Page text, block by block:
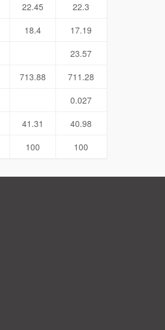
22.45
22.3
18.4
17.19
23.57
713.88
711.28
0.027
41.31
40.98
100 100